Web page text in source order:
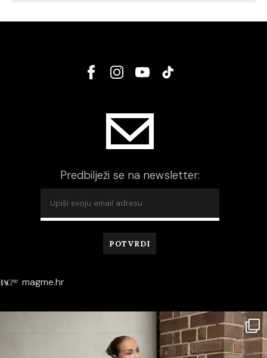
Predbilježi se na newsletter:
magme.hr